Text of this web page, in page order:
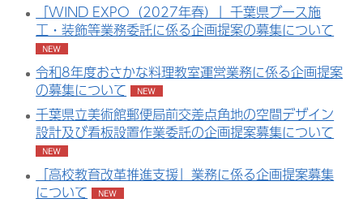
「WIND EXPO（2027年春）」千葉県ブース施
工・装飾等業務委託に係る企画提案の募集について
令和8年度おさかな料理教室運営業務に係る企画提案
の募集について
千葉県立美術館郵便局前交差点角地の空間デザイン
設計及び看板設置作業委託の企画提案募集について
「高校教育改革推進支援」業務に係る企画提案募集
について